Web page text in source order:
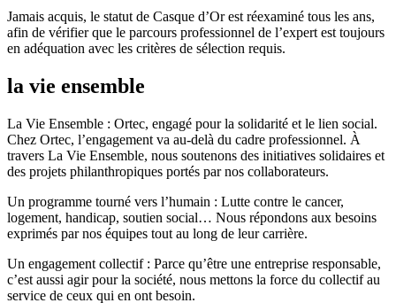
Jamais acquis, le statut de Casque d’Or est réexaminé tous les ans,
afin de vérifier que le parcours professionnel de l’expert est toujours
en adéquation avec les critères de sélection requis.
la vie ensemble
La Vie Ensemble : Ortec, engagé pour la solidarité et le lien social.
Chez Ortec, l’engagement va au-delà du cadre professionnel. À
travers La Vie Ensemble, nous soutenons des initiatives solidaires et
des projets philanthropiques portés par nos collaborateurs.
Un programme tourné vers l’humain : Lutte contre le cancer,
logement, handicap, soutien social… Nous répondons aux besoins
exprimés par nos équipes tout au long de leur carrière.
Un engagement collectif : Parce qu’être une entreprise responsable,
c’est aussi agir pour la société, nous mettons la force du collectif au
service de ceux qui en ont besoin.